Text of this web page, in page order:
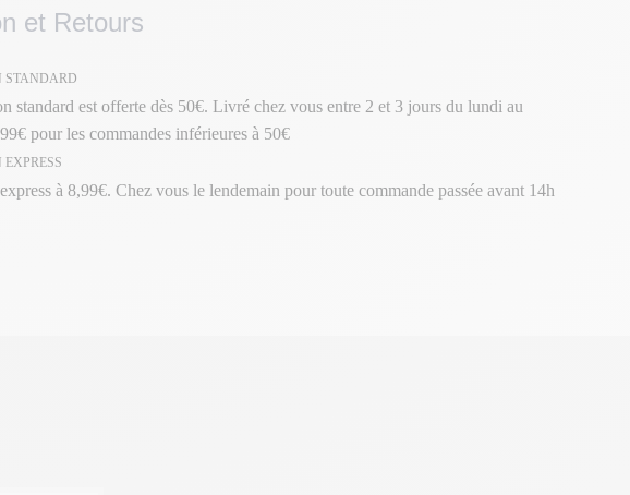
et Retours
STANDARD
standard est offerte dès 50€. Livré chez vous entre 2 et 3 jours du lundi au
pour les commandes inférieures à 50€
à 8,99€. Chez vous le lendemain pour toute commande passée avant 14h